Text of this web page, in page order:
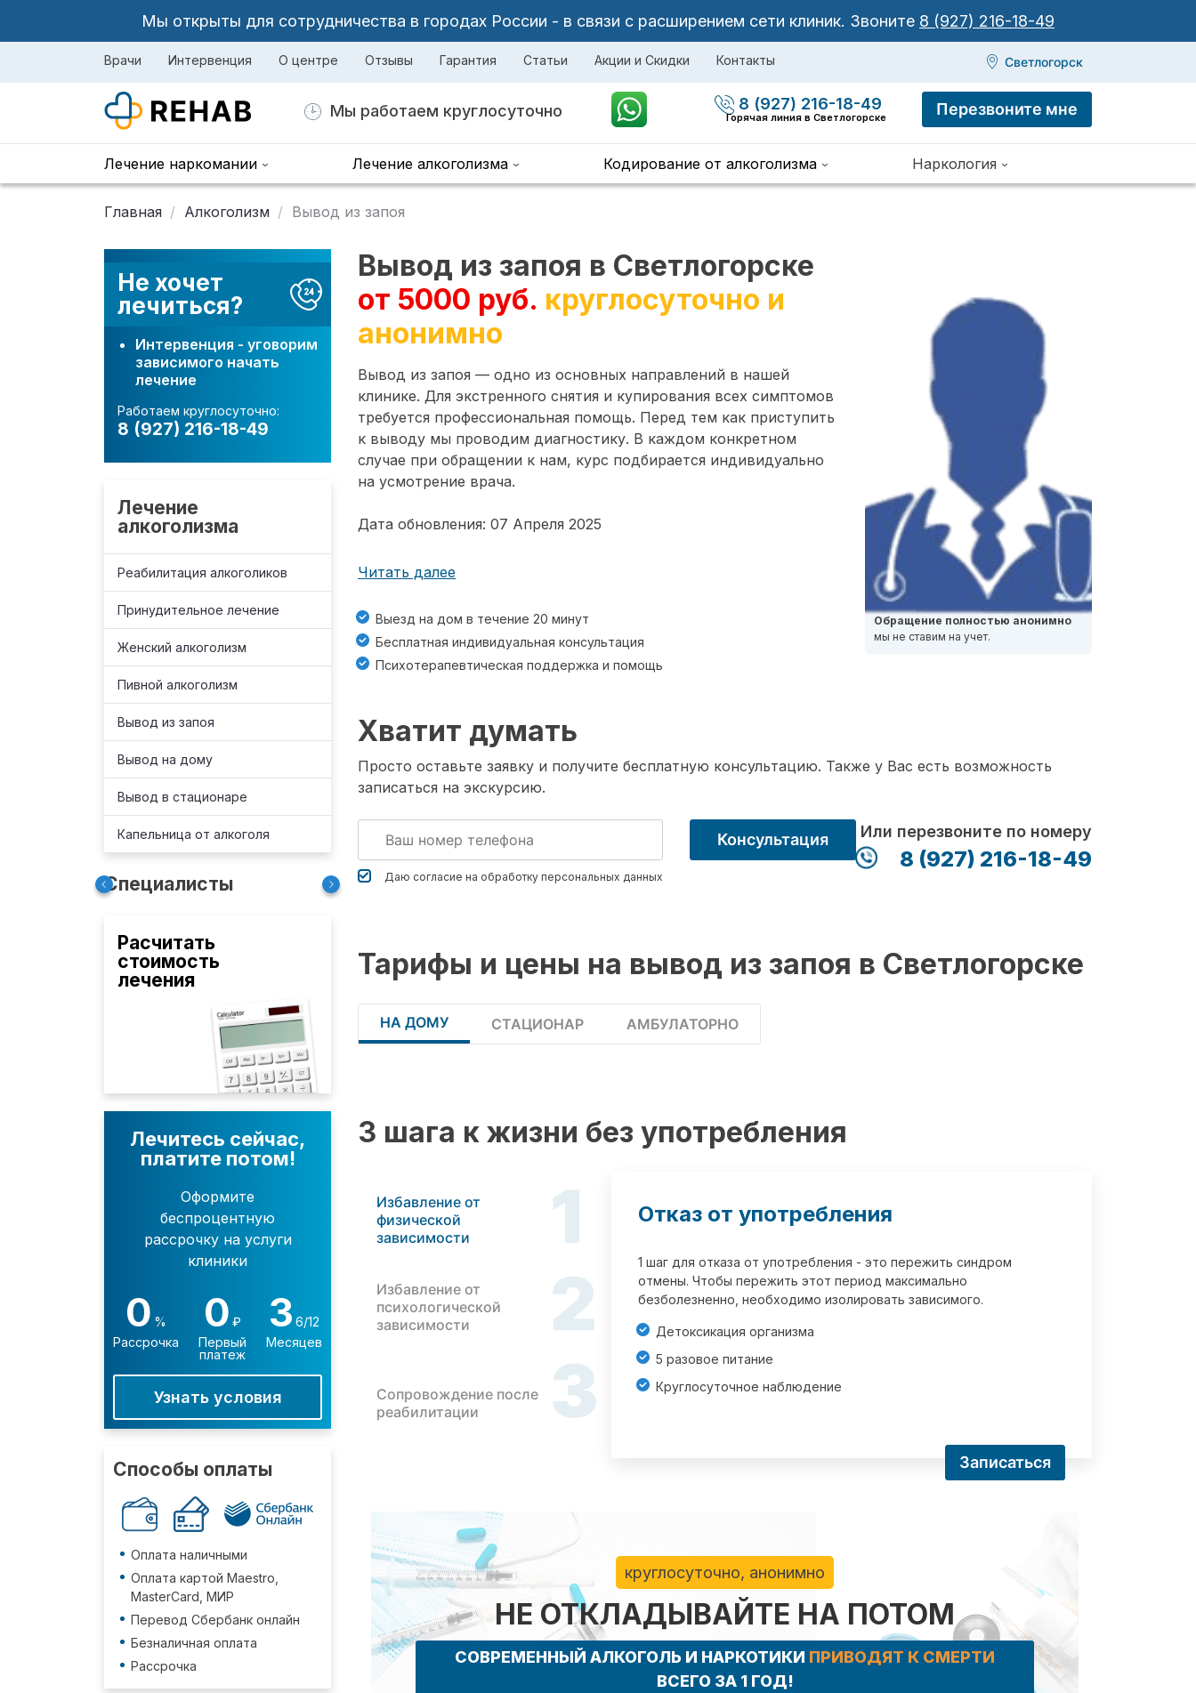
Мы открыты для сотрудничества в городах России - в связи с расширением сети клиник. Звоните 8 (927) 216-18-49
Врачи Интервенция О центре Отзывы Гарантия Статьи Акции и Скидки Контакты Светлогорск
Мы работаем круглосуточно 8 (927) 216-18-49
Горячая линия в Светлогорске Перезвоните мне
Лечение наркомании Лечение алкоголизма Кодирование от алкоголизма Наркология
Главная Алкоголизм Вывод из запоя
Не хочет
лечиться?
Интервенция - уговорим
зависимого начать
лечение
Работаем круглосуточно:
8 (927) 216-18-49
Лечение
алкоголизма
Реабилитация алкоголиков
Принудительное лечение
Женский алкоголизм
Пивной алкоголизм
Вывод из запоя
Вывод на дому
Вывод в стационаре
Капельница от алкоголя
Специалисты
Расчитать
стоимость
лечения
Лечитесь сейчас,
платите потом!
Оформите
беспроцентную
рассрочку на услуги
клиники
0 %
Рассрочка
0 ₽
Первый
платеж
3 6/12
Месяцев
Узнать условия
Способы оплаты
Оплата наличными
Оплата картой Maestro,
MasterCard, МИР
Перевод Сбербанк онлайн
Безналичная оплата
Рассрочка
Вывод из запоя в Светлогорске
от 5000 руб. круглосуточно и
анонимно
Вывод из запоя — одно из основных направлений в нашей
клинике. Для экстренного снятия и купирования всех симптомов
требуется профессиональная помощь. Перед тем как приступить
к выводу мы проводим диагностику. В каждом конкретном
случае при обращении к нам, курс подбирается индивидуально
на усмотрение врача.
Дата обновления: 07 Апреля 2025
Читать далее
Выезд на дом в течение 20 минут
Бесплатная индивидуальная консультация
Психотерапевтическая поддержка и помощь
Обращение полностью анонимно
мы не ставим на учет.
Хватит думать
Просто оставьте заявку и получите бесплатную консультацию. Также у Вас есть возможность
записаться на экскурсию.
Даю согласие на обработку персональных данных
Консультация Или перезвоните по номеру
8 (927) 216-18-49
Тарифы и цены на вывод из запоя в Светлогорске
НА ДОМУ СТАЦИОНАР АМБУЛАТОРНО
3 шага к жизни без употребления
Избавление от
физической
зависимости
1
Избавление от
психологической
зависимости
2
Сопровождение после
реабилитации
3
Отказ от употребления
1 шаг для отказа от употребления - это пережить синдром
отмены. Чтобы пережить этот период максимально
безболезненно, необходимо изолировать зависимого.
Детоксикация организма
5 разовое питание
Круглосуточное наблюдение
Записаться
круглосуточно, анонимно
НЕ ОТКЛАДЫВАЙТЕ НА ПОТОМ
СОВРЕМЕННЫЙ АЛКОГОЛЬ И НАРКОТИКИ ПРИВОДЯТ К СМЕРТИ
ВСЕГО ЗА 1 ГОД!